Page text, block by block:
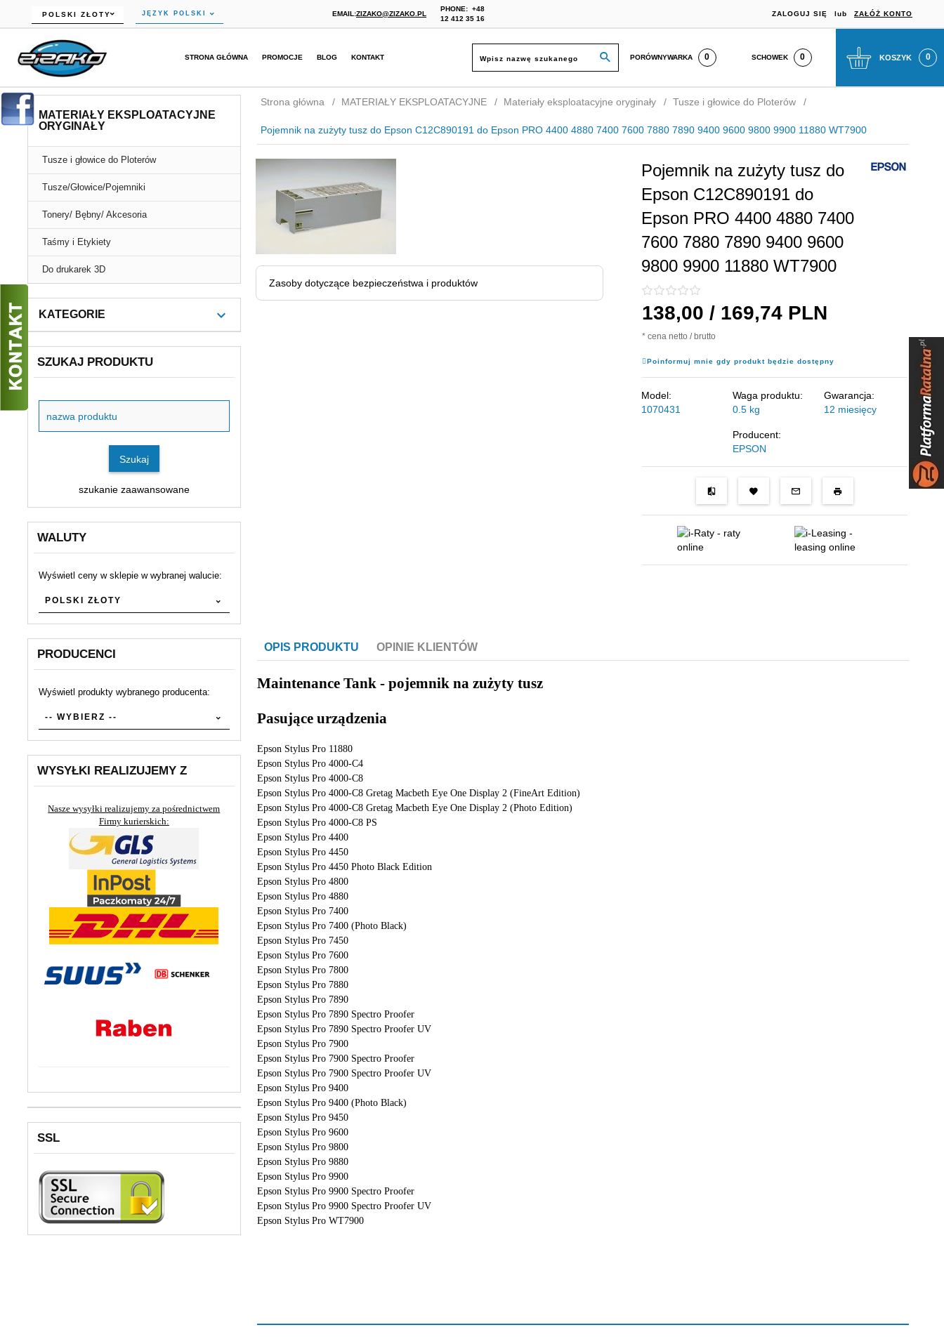
currency_h
POLSKI ZŁOTY JĘZYK POLSKI EMAIL:ZIZAKO@ZIZAKO.PL
PHONE: +48
12 412 35 16
ZALOGUJ SIĘ lub ZAŁÓŻ KONTO
STRONA GŁÓWNA PROMOCJE BLOG KONTAKT PORÓWNYWARKA SCHOWEK KOSZYK 0
MATERIAŁY EKSPLOATACYJNE
ORYGINAŁY
Tusze i głowice do Ploterów
Tusze/Głowice/Pojemniki
Tonery/ Bębny/ Akcesoria
Taśmy i Etykiety
Do drukarek 3D
KATEGORIE
SZUKAJ PRODUKTU
Szukaj
Szukaj
szukanie zaawansowane
WALUTY
Wyświetl ceny w sklepie w wybranej walucie:
POLSKI ZŁOTY
PRODUCENCI
Wyświetl produkty wybranego producenta:
set_producers
-- WYBIERZ --
WYSYŁKI REALIZUJEMY Z
Nasze wysyłki realizujemy za pośrednictwem
Firmy kurierskich:
SSL
Strona główna MATERIAŁY EKSPLOATACYJNE Materiały eksploatacyjne oryginały Tusze i głowice do Ploterów
Pojemnik na zużyty tusz do Epson C12C890191 do Epson PRO 4400 4880 7400 7600 7880 7890 9400 9600 9800 9900 11880 WT7900
Zasoby dotyczące bezpieczeństwa i produktów
Pojemnik na zużyty tusz do
Epson C12C890191 do
Epson PRO 4400 4880 7400
7600 7880 7890 9400 9600
9800 9900 11880 WT7900
138,00 / 169,74 PLN
* cena netto / brutto
Poinformuj mnie gdy produkt będzie dostępny
Model:
1070431
Waga produktu:
0.5 kg
Gwarancja:
12 miesięcy
Producent:
EPSON
OPIS PRODUKTU OPINIE KLIENTÓW
Maintenance Tank - pojemnik na zużyty tusz
Pasujące urządzenia
Epson Stylus Pro 11880
Epson Stylus Pro 4000-C4
Epson Stylus Pro 4000-C8
Epson Stylus Pro 4000-C8 Gretag Macbeth Eye One Display 2 (FineArt Edition)
Epson Stylus Pro 4000-C8 Gretag Macbeth Eye One Display 2 (Photo Edition)
Epson Stylus Pro 4000-C8 PS
Epson Stylus Pro 4400
Epson Stylus Pro 4450
Epson Stylus Pro 4450 Photo Black Edition
Epson Stylus Pro 4800
Epson Stylus Pro 4880
Epson Stylus Pro 7400
Epson Stylus Pro 7400 (Photo Black)
Epson Stylus Pro 7450
Epson Stylus Pro 7600
Epson Stylus Pro 7800
Epson Stylus Pro 7880
Epson Stylus Pro 7890
Epson Stylus Pro 7890 Spectro Proofer
Epson Stylus Pro 7890 Spectro Proofer UV
Epson Stylus Pro 7900
Epson Stylus Pro 7900 Spectro Proofer
Epson Stylus Pro 7900 Spectro Proofer UV
Epson Stylus Pro 9400
Epson Stylus Pro 9400 (Photo Black)
Epson Stylus Pro 9450
Epson Stylus Pro 9600
Epson Stylus Pro 9800
Epson Stylus Pro 9880
Epson Stylus Pro 9900
Epson Stylus Pro 9900 Spectro Proofer
Epson Stylus Pro 9900 Spectro Proofer UV
Epson Stylus Pro WT7900